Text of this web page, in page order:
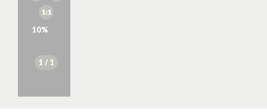
10%
1 / 1